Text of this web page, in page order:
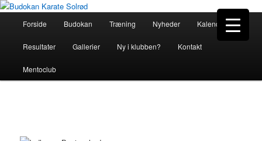
Budokan Karate Solrød
Fortsæt
til
primært
Forside Budokan Træning Nyheder Kalender
Resultater Gallerier Ny i klubben? Kontakt
Mentoclub